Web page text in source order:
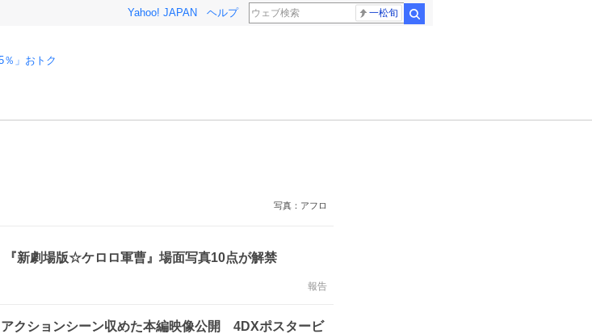
Yahoo! JAPAN ヘルプ 一松旬
％」おトク
写真：アフロ
『新劇場版☆ケロロ軍曹』場面写真10点が解禁
報告
クションシーン収めた本編映像公開 4DXポスタービ